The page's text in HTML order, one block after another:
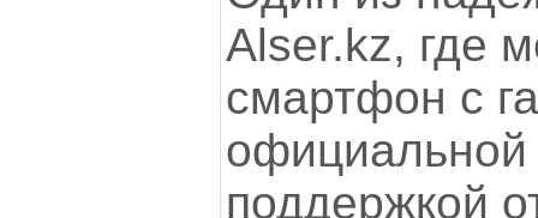
Alser.kz, где
смартфон с
официальной
поддержкой